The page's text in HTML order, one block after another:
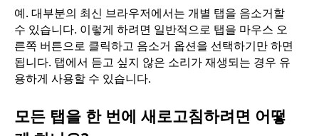
예. 대부분의 최신 브라우저에서는 개별 탭을 음소거할
수 있습니다. 이렇게 하려면 일반적으로 탭을 마우스 오
른쪽 버튼으로 클릭하고 음소거 옵션을 선택하기만 하면
됩니다. 탭에서 듣고 싶지 않은 소리가 재생되는 경우 유
용하게 사용할 수 있습니다.
모든 탭을 한 번에 새로고침하려면 어떻